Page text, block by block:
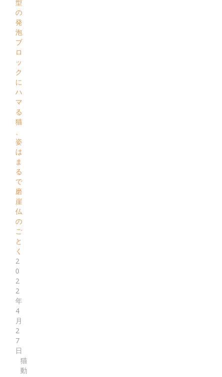
型
の
発
泡
ブ
ロ
ッ
ク
に
ハ
マ
る
猫
姿
は
ま
る
で
磨
崖
仏
の
ご
と
く
2
0
2
2
年
4
月
2
7
日
猫
動